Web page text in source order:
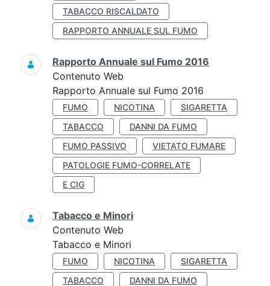
TABACCO RISCALDATO
RAPPORTO ANNUALE SUL FUMO
Rapporto Annuale sul Fumo 2016
Contenuto Web
Rapporto Annuale sul Fumo 2016
FUMO NICOTINA
SIGARETTA
TABACCO
DANNI DA FUMO
FUMO PASSIVO
VIETATO FUMARE
PATOLOGIE FUMO-CORRELATE
E CIG
Tabacco e Minori
Contenuto Web
Tabacco e Minori
FUMO NICOTINA
SIGARETTA
TABACCO
DANNI DA FUMO